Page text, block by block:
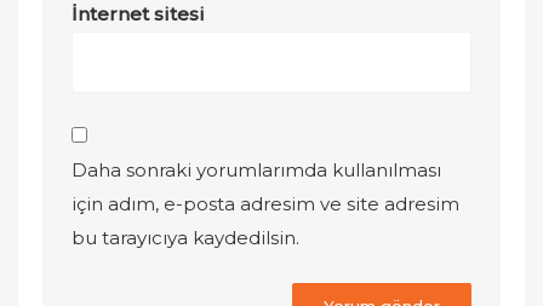
İnternet sitesi
Daha sonraki yorumlarımda kullanılması
için adım, e-posta adresim ve site adresim
bu tarayıcıya kaydedilsin.